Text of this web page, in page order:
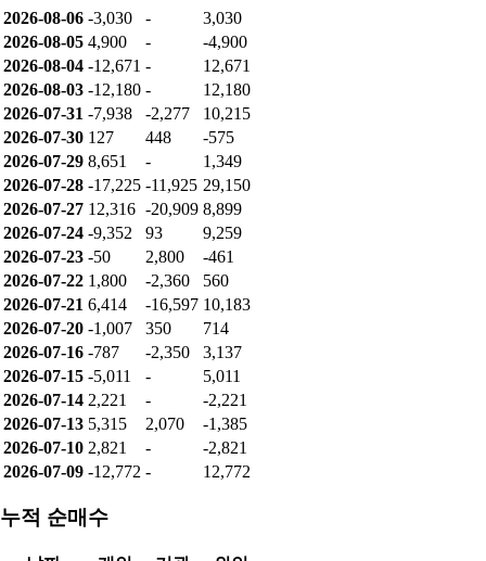
2026-08-06 -3,030 -
3,030
2026-08-05 4,900 -
-4,900
2026-08-04 -12,671 -
12,671
2026-08-03 -12,180 -
12,180
2026-07-31 -7,938 -2,277
10,215
2026-07-30 127 448
-575
2026-07-29 8,651 -
1,349
2026-07-28 -17,225 -11,925 29,150
2026-07-27 12,316 -20,909 8,899
2026-07-24 -9,352 93
9,259
2026-07-23 -50 2,800
-461
2026-07-22 1,800 -2,360
560
2026-07-21 6,414 -16,597 10,183
2026-07-20 -1,007 350
714
2026-07-16 -787 -2,350
3,137
2026-07-15 -5,011 -
5,011
2026-07-14 2,221 -
-2,221
2026-07-13 5,315 2,070
-1,385
2026-07-10 2,821 -
-2,821
2026-07-09 -12,772 - 12,772
누적 순매수